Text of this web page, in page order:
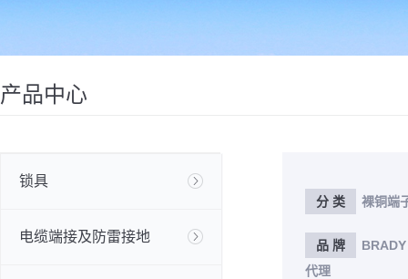
产品中心
锁具
电缆端接及防雷接地
分 类 裸铜端
品 牌
BRADY
代理